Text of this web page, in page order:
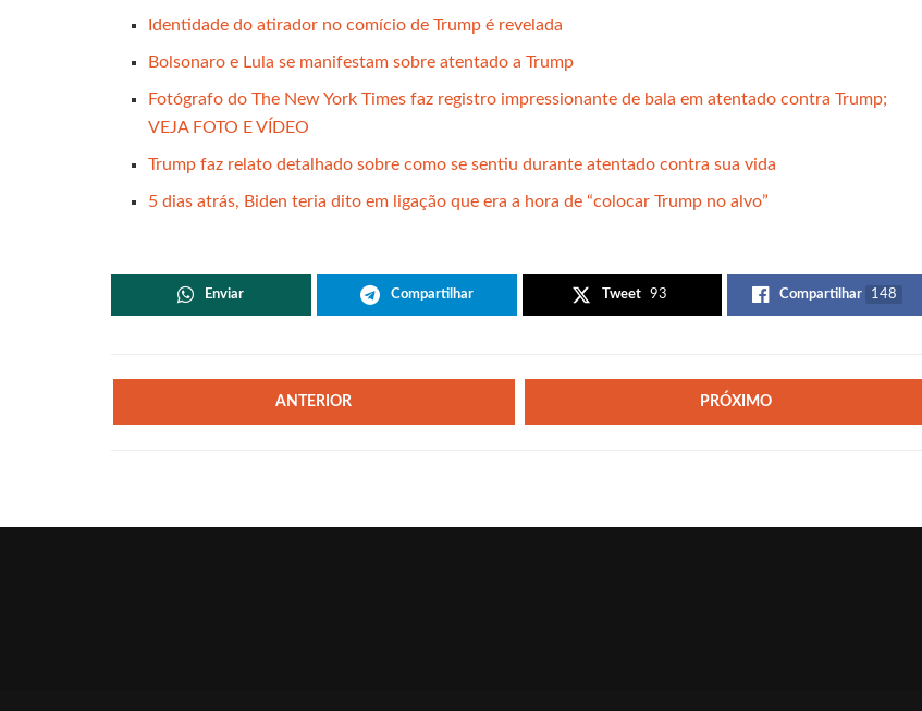
Identidade do atirador no comício de Trump é revelada
Bolsonaro e Lula se manifestam sobre atentado a Trump
Fotógrafo do The New York Times faz registro impressionante de bala em atentado contra Trump;
VEJA FOTO E VÍDEO
Trump faz relato detalhado sobre como se sentiu durante atentado contra sua vida
5 dias atrás, Biden teria dito em ligação que era a hora de “colocar Trump no alvo”
Enviar Compartilhar Tweet 93 Compartilhar 148
ANTERIOR PRÓXIMO